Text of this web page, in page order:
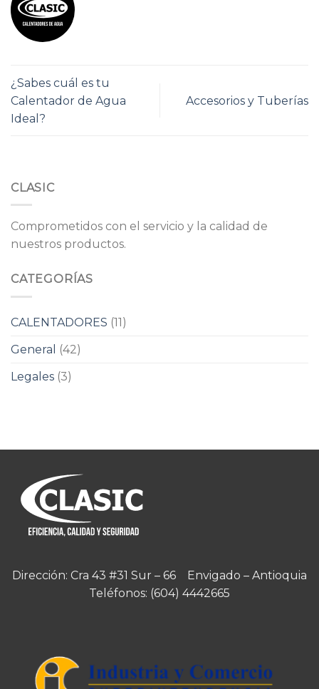
¿Sabes cuál es tu
Calentador de Agua
Ideal?
Accesorios y Tuberías
CLASIC
Comprometidos con el servicio y la calidad de
nuestros productos.
CATEGORÍAS
CALENTADORES (11)
General
(42)
Legales (3)
Dirección: Cra 43 #31 Sur – 66 Envigado – Antioquia
Teléfonos: (604) 4442665